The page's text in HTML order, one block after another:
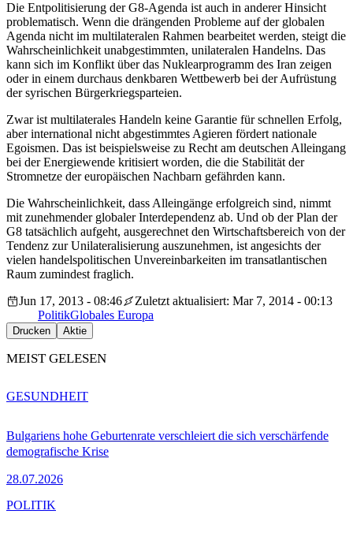
Die Entpolitisierung der G8-Agenda ist auch in anderer Hinsicht
problematisch. Wenn die drängenden Probleme auf der globalen
Agenda nicht im multilateralen Rahmen bearbeitet werden, steigt die
Wahrscheinlichkeit unabgestimmten, unilateralen Handelns. Das
kann sich im Konflikt über das Nuklearprogramm des Iran zeigen
oder in einem durchaus denkbaren Wettbewerb bei der Aufrüstung
der syrischen Bürgerkriegsparteien.
Zwar ist multilaterales Handeln keine Garantie für schnellen Erfolg,
aber international nicht abgestimmtes Agieren fördert nationale
Egoismen. Das ist beispielsweise zu Recht am deutschen Alleingang
bei der Energiewende kritisiert worden, die die Stabilität der
Stromnetze der europäischen Nachbarn gefährden kann.
Die Wahrscheinlichkeit, dass Alleingänge erfolgreich sind, nimmt
mit zunehmender globaler Interdependenz ab. Und ob der Plan der
G8 tatsächlich aufgeht, ausgerechnet den Wirtschaftsbereich von der
Tendenz zur Unilateralisierung auszunehmen, ist angesichts der
vielen handelspolitischen Unvereinbarkeiten im transatlantischen
Raum zumindest fraglich.
Jun 17, 2013 - 08:46
Zuletzt aktualisiert: Mar 7, 2014 - 00:13
PolitikGlobales Europa
Drucken Aktie
MEIST GELESEN
Bulgariens hohe Geburtenrate verschleiert die sich verschärfende
demografische Krise
28.07.2026
GESUNDHEIT
POLITIK